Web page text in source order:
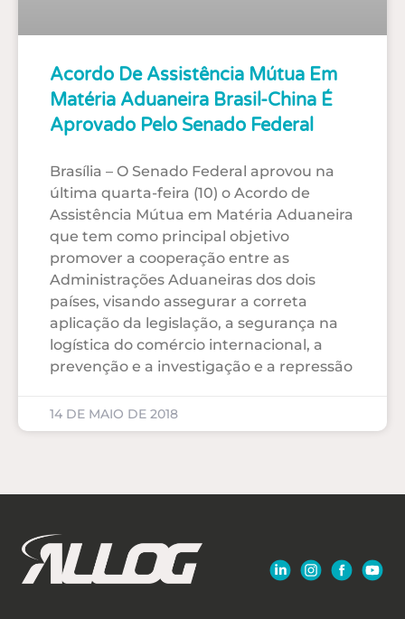
Acordo De Assistência Mútua Em
Matéria Aduaneira Brasil-China É
Aprovado Pelo Senado Federal
Brasília – O Senado Federal aprovou na
última quarta-feira (10) o Acordo de
Assistência Mútua em Matéria Aduaneira
que tem como principal objetivo
promover a cooperação entre as
Administrações Aduaneiras dos dois
países, visando assegurar a correta
aplicação da legislação, a segurança na
logística do comércio internacional, a
prevenção e a investigação e a repressão
14 DE MAIO DE 2018